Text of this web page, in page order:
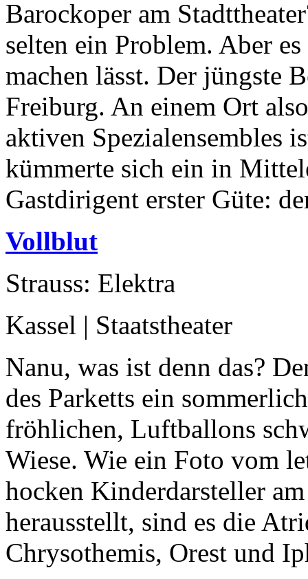
Barockoper am
selten ein Problem. Aber
machen lässt. Der jüngste
Freiburg. An einem Ort
aktiven Spezialensembles
kümmerte sich ein in
Gastdirigent erster Güte:
Vollblut
Strauss: Elektra
Kassel | Staatstheater
Nanu, was ist denn das?
des Parketts ein
fröhlichen, Luftballons
Wiese. Wie ein Foto vom
hocken Kinderdarsteller
herausstellt, sind es die
Chrysothemis, Orest und